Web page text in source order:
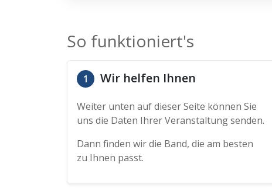
So funktioniert's
1 Wir helfen Ihnen
Weiter unten auf dieser Seite können Sie
uns die Daten Ihrer Veranstaltung senden.
Dann finden wir die Band, die am besten
zu Ihnen passt.